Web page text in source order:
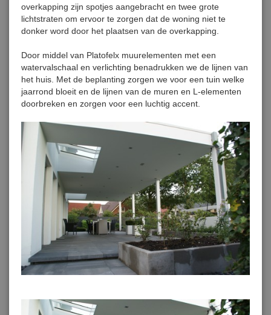
overkapping zijn spotjes aangebracht en twee grote
lichtstraten om ervoor te zorgen dat de woning niet te
donker word door het plaatsen van de overkapping.
Door middel van Platofelx muurelementen met een
watervalschaal en verlichting benadrukken we de lijnen van
het huis. Met de beplanting zorgen we voor een tuin welke
jaarrond bloeit en de lijnen van de muren en L-elementen
doorbreken en zorgen voor een luchtig accent.